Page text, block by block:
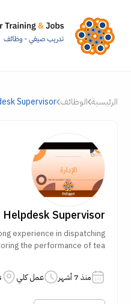
الرئيسية الوظائف Supervisor
Supervisor
experience in dispatching
the performance of tea...
منذ 7 أشهر عمل كلي